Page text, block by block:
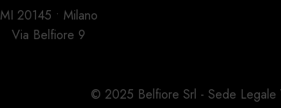
MI 20145 • Milano
Via Belfiore 9
© 2025 Belfiore Srl - Sede